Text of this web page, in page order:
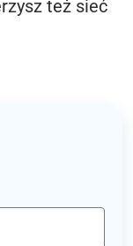
też sieć